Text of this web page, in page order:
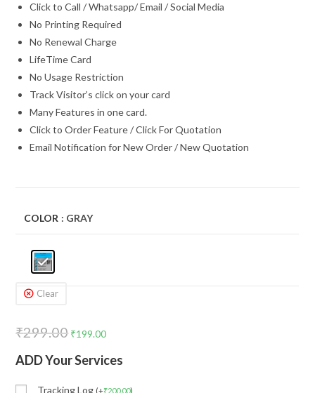
Click to Call / Whatsapp/ Email / Social Media
No Printing Required
No Renewal Charge
LifeTime Card
No Usage Restriction
Track Visitor’s click on your card
Many Features in one card.
Click to Order Feature / Click For Quotation
Email Notification for New Order / New Quotation
COLOR : GRAY
Clear
₹299.00 ₹199.00
ADD Your Services
Tracking Log (+₹200.00)